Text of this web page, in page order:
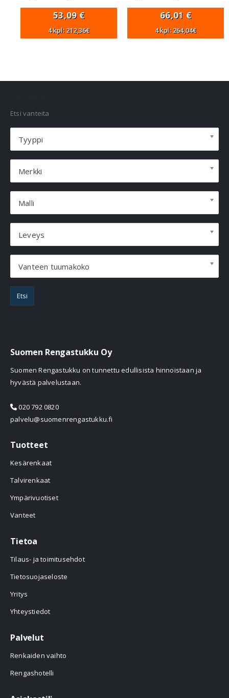
53,09 €
4 kpl: 212,36€
66,01 €
4 kpl: 264,04€
Etsi vanteita
Tyyppi
Merkki
Malli
Leveys
Vanteen tuumakoko
Etsi
Suomen Rengastukku Oy
Suomen Rengastukku on tunnettu edullisista hinnoistaan ja
hyvästä palvelustaan.
020 792 0820
palvelu@suomenrengastukku.fi
Tuotteet
Kesärenkaat
Talvirenkaat
Ympärivuotiset
Vanteet
Tietoa
Tilaus- ja toimitusehdot
Tietosuojaseloste
Yritys
Yhteystiedot
Palvelut
Renkaiden vaihto
Rengashotelli